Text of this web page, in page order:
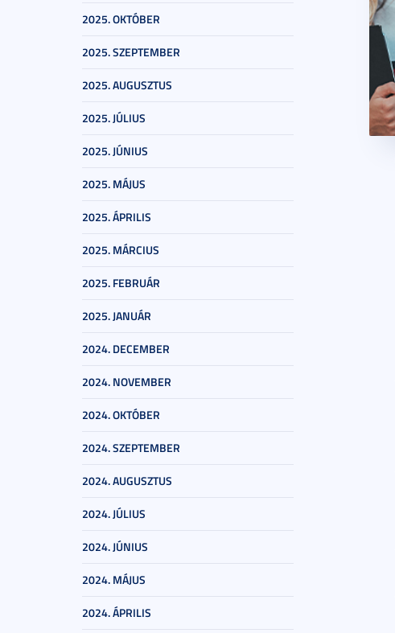
2025. OKTÓBER
2025. SZEPTEMBER
2025. AUGUSZTUS
2025. JÚLIUS
2025. JÚNIUS
2025. MÁJUS
2025. ÁPRILIS
2025. MÁRCIUS
2025. FEBRUÁR
2025. JANUÁR
2024. DECEMBER
2024. NOVEMBER
2024. OKTÓBER
2024. SZEPTEMBER
2024. AUGUSZTUS
2024. JÚLIUS
2024. JÚNIUS
2024. MÁJUS
2024. ÁPRILIS